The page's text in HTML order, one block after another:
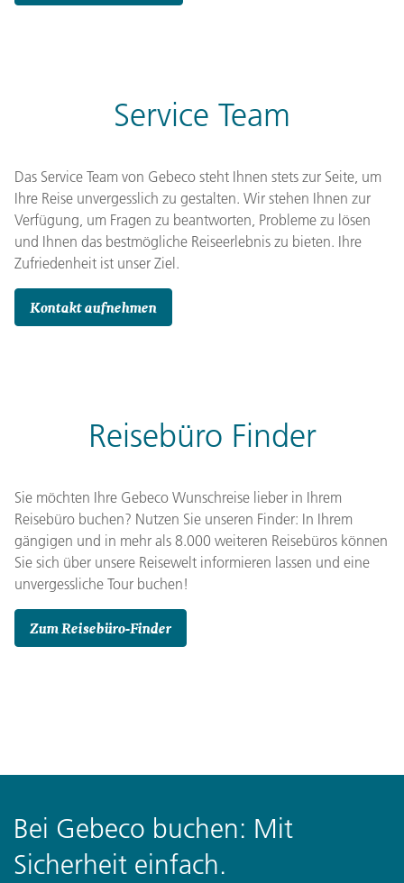
Service Team
Das Service Team von Gebeco steht Ihnen stets zur Seite, um
Ihre Reise unvergesslich zu gestalten. Wir stehen Ihnen zur
Verfügung, um Fragen zu beantworten, Probleme zu lösen
und Ihnen das bestmögliche Reiseerlebnis zu bieten. Ihre
Zufriedenheit ist unser Ziel.
Kontakt aufnehmen
Reisebüro Finder
Sie möchten Ihre Gebeco Wunschreise lieber in Ihrem
Reisebüro buchen? Nutzen Sie unseren Finder: In Ihrem
gängigen und in mehr als 8.000 weiteren Reisebüros können
Sie sich über unsere Reisewelt informieren lassen und eine
unvergessliche Tour buchen!
Zum Reisebüro-Finder
Bei Gebeco buchen: Mit
Sicherheit einfach.